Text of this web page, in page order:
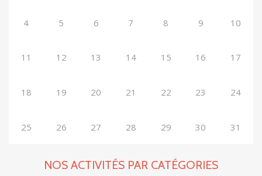
4 5 6 7 8 9 10
11 12 13 14 15 16 17
18 19 20 21 22 23 24
25 26 27 28 29 30 31
NOS ACTIVITÉS PAR CATÉGORIES